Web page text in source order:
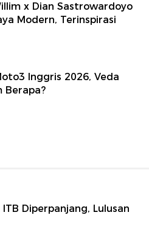
x Dian Sastrowardoyo
Modern, Terinspirasi
Inggris 2026, Veda
Berapa?
Diperpanjang, Lulusan